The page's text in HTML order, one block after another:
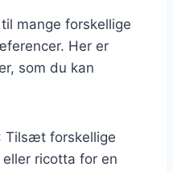
mange forskellige
Her er
som du kan
Tilsæt forskellige
ricotta for en